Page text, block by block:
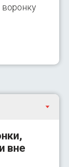
воронку
вне